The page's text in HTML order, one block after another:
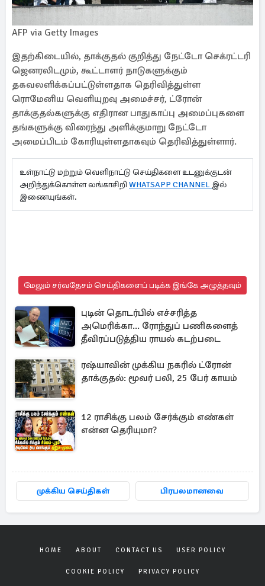
AFP via Getty Images
இதற்கிடையில், தாக்குதல் குறித்து நேட்டோ செக்ரட்டரி
ஜெனரலிடமும், கூட்டாளர் நாடுகளுக்கும்
தகவலளிக்கப்பட்டுள்ளதாக தெரிவித்துள்ள
ரொமேனிய வெளியுறவு அமைச்சர், ட்ரோன்
தாக்குதல்களுக்கு எதிரான பாதுகாப்பு அமைப்புகளை
தங்களுக்கு விரைந்து அளிக்குமாறு நேட்டோ
அமைப்பிடம் கோரியுள்ளதாகவும் தெரிவித்துள்ளார்.
உள்நாட்டு மற்றும் வெளிநாட்டு செய்திகளை உடனுக்குடன்
அறிந்துக்கொள்ள லங்காசிறி WHATSAPP CHANNEL இல்
இணையுங்கள்.
மேலும் சர்வதேசம் செய்திகளைப் படிக்க இங்கே அழுத்தவும்
புடின் தொடர்பில் எச்சரித்த
அமெரிக்கா... ரோந்துப் பணிகளைத்
தீவிரப்படுத்திய ராயல் கடற்படை
ரஷ்யாவின் முக்கிய நகரில் ட்ரோன்
தாக்குதல்: மூவர் பலி, 25 பேர் காயம்
12 ராசிக்கு பலம் சேர்க்கும் எண்கள்
என்ன தெரியுமா?
முக்கிய செய்திகள் பிரபலமானவை
HOME ABOUT CONTACT US USER POLICY
COOKIE POLICY PRIVACY POLICY